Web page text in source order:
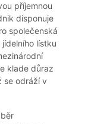
příjemnou
disponuje
společenská
lístku
klade důraz
se odráží v